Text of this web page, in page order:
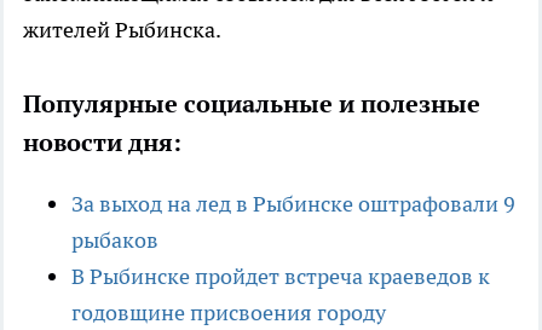
жителей Рыбинска.
Популярные социальные и полезные
новости дня:
За выход на лед в Рыбинске оштрафовали 9
рыбаков
В Рыбинске пройдет встреча краеведов к
годовщине присвоения городу